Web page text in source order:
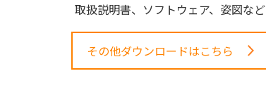
取扱説明書、ソフトウェア、姿図など
その他ダウンロードはこちら